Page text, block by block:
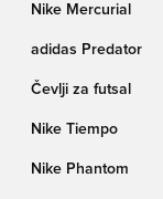
Nike Mercurial
adidas Predator
Čevlji za futsal
Nike Tiempo
Nike Phantom